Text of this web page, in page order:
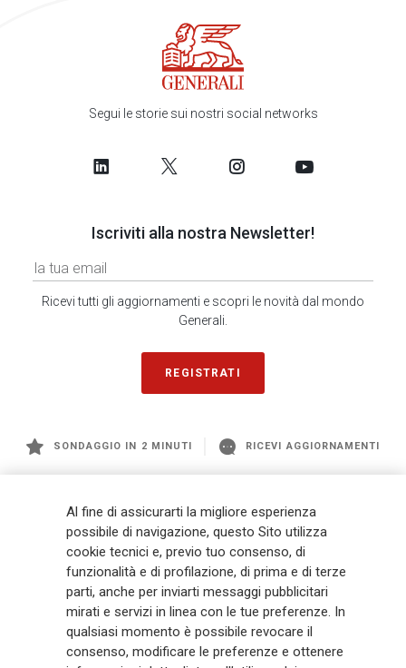
Segui le storie sui nostri social networks
Iscriviti alla nostra Newsletter!
Ricevi tutti gli aggiornamenti e scopri le novità dal mondo
Generali.
REGISTRATI
SONDAGGIO IN 2 MINUTI RICEVI AGGIORNAMENTI
management a livello globale, con premi complessivi pari a € 98,1
miliardi e € 900 miliardi di AUM nel 2025. Fondato nel 1831, con oltre 88
mila dipendenti e 163 mila agenti che servono 75 milioni di clienti, il
Gruppo ha una posizione di leadership in Europa e una presenza
crescente in Asia e America. Al centro della strategia di Generali c'è il suo
impegno Lifetime Partner verso i clienti, realizzato attraverso soluzioni
innovative e personalizzate, un'esperienza cliente di prima classe e le sue
capacità di distribuzione globale digitalizzata. Il Gruppo ha
Al fine di assicurarti la migliore esperienza
possibile di navigazione, questo Sito utilizza
cookie tecnici e, previo tuo consenso, di
funzionalità e di profilazione, di prima e di terze
parti, anche per inviarti messaggi pubblicitari
mirati e servizi in linea con le tue preferenze. In
qualsiasi momento è possibile revocare il
consenso, modificare le preferenze e ottenere